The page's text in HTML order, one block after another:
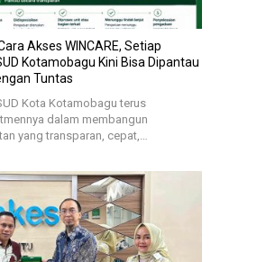
Akses WINCARE, Setiap
Kotamobagu Kini Bisa Dipantau
Tuntas
Kota Kotamobagu terus
dalam membangun
yang transparan, cepat,…